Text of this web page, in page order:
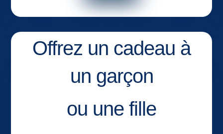
Offrez un cadeau à
un garçon
ou une fille